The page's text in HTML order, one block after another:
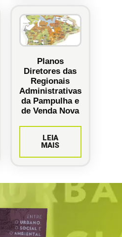
Planos
Diretores das
Regionais
Administrativas
da Pampulha e
de Venda Nova
LEIA
MAIS